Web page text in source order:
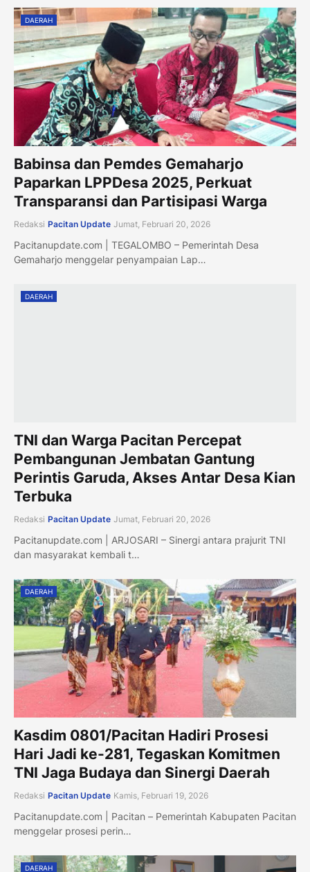
DAERAH
Babinsa dan Pemdes Gemaharjo
Paparkan LPPDesa 2025, Perkuat
Transparansi dan Partisipasi Warga
Redaksi Pacitan Update Jumat, Februari 20, 2026
Pacitanupdate.com | TEGALOMBO – Pemerintah Desa
Gemaharjo menggelar penyampaian Lap…
DAERAH
TNI dan Warga Pacitan Percepat
Pembangunan Jembatan Gantung
Perintis Garuda, Akses Antar Desa Kian
Terbuka
Redaksi Pacitan Update Jumat, Februari 20, 2026
Pacitanupdate.com | ARJOSARI – Sinergi antara prajurit TNI
dan masyarakat kembali t…
DAERAH
Kasdim 0801/Pacitan Hadiri Prosesi
Hari Jadi ke-281, Tegaskan Komitmen
TNI Jaga Budaya dan Sinergi Daerah
Redaksi Pacitan Update Kamis, Februari 19, 2026
Pacitanupdate.com | Pacitan – Pemerintah Kabupaten Pacitan
menggelar prosesi perin…
DAERAH